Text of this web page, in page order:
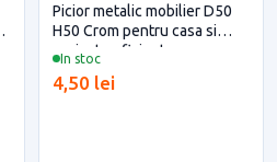
In stoc
Picior metalic mobilier D50
H50 Crom pentru casa si
proiecte eficiente
4,50 lei